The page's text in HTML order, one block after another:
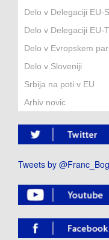
Delo v Delegaciji EU-
Delo v Delegaciji EU-
Delo v Evropskem
Delo v Sloveniji
Srbija na poti v EU
Arhiv novic
Tweets by